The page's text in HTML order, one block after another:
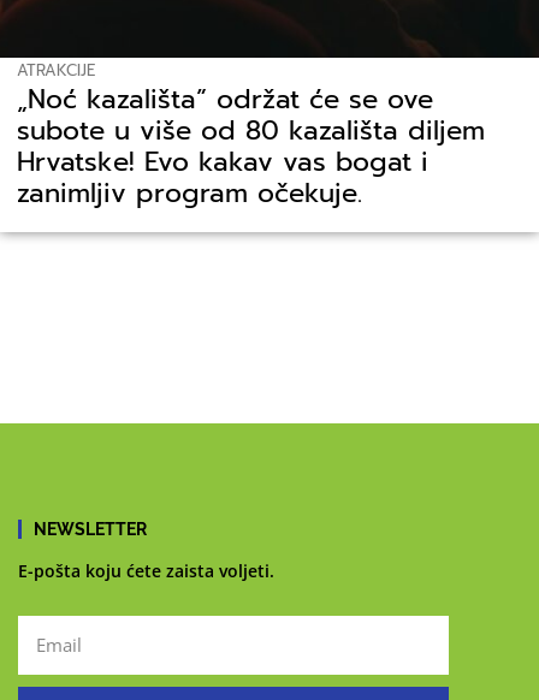
ATRAKCIJE
„Noć kazališta” održat će se ove
subote u više od 80 kazališta diljem
Hrvatske! Evo kakav vas bogat i
zanimljiv program očekuje.
NEWSLETTER
E-pošta koju ćete zaista voljeti.